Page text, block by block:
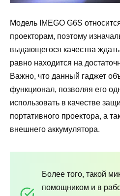
Модель IMEGO G6S
проекторам, поэтому
выдающегося качества
равно находится на
Важно, что данный гаджет
функционал, позволяя его
использовать в качестве
портативного проектора, а
внешнего аккумулятора.
Более того, такой
помощником и в